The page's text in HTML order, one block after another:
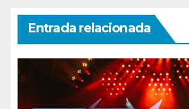
Entrada relacionada